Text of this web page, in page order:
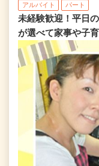
アルバイト パート
未経験歓迎！平日
が選べて家事や子